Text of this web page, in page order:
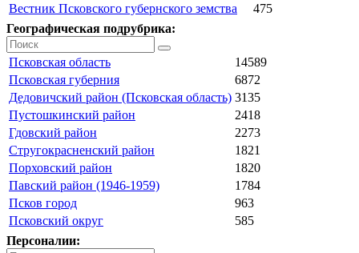
Вестник Псковского губернского земства
475
Географическая подрубрика:
Псковская область
14589
Псковская губерния
6872
Дедовичский район (Псковская область) 3135
Пустошкинский район
2418
Гдовский район
2273
Стругокрасненский район
1821
Порховский район
1820
Павский район (1946-1959)
1784
Псков город
963
Псковский округ
585
Персоналии: